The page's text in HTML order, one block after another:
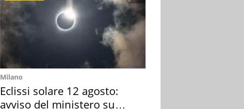
Milano
Eclissi solare 12 agosto:
avviso del ministero su